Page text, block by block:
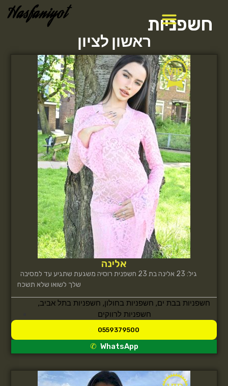
Hasfaniyot חשפניות
ראשון לציון
אלינה
שלך לשואו שלא תשכח
חשפניות בבת ים, חשפניות בחולון, חשפניות בתל אביב,
חשפניות לרווקים
0559379500
WhatsApp